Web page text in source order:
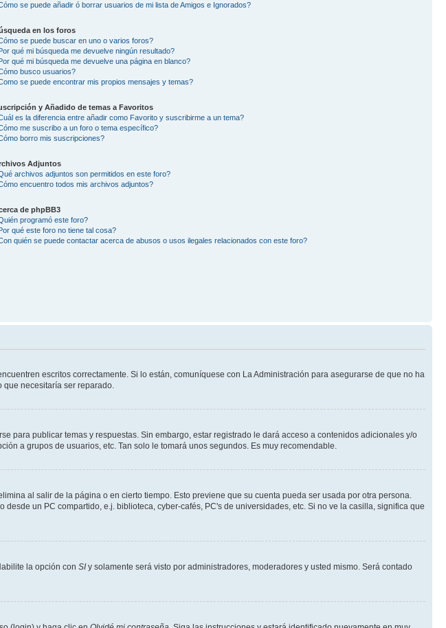
se puede añadir ó borrar usuarios de mi lista de Amigos e Ignorados?
en los foros
se puede buscar en uno o varios foros?
qué mi búsqueda me devuelve ningún resultado?
qué mi búsqueda me devuelve una página en blanco?
busco usuarios?
se puede encontrar mis propios mensajes y temas?
y Añadido de temas a Favoritos
es la diferencia entre añadir como Favorito y suscribirme a un tema?
me suscribo a un foro o tema específico?
borro mis suscripciones?
Adjuntos
archivos adjuntos son permitidos en este foro?
encuentro todos mis archivos adjuntos?
de phpBB3
programó este foro?
qué este foro no tiene tal cosa?
quién se puede contactar acerca de abusos o usos ilegales relacionados con este foro?
escritos correctamente. Si lo están, comuníquese con La Administración para asegurarse de que no ha
que necesitaría ser reparado.
para publicar temas y respuestas. Sin embargo, estar registrado le dará acceso a contenidos adicionales y/o
a grupos de usuarios, etc. Tan solo le tomará unos segundos. Es muy recomendable.
al salir de la página o en cierto tiempo. Esto previene que su cuenta pueda ser usada por otra persona.
un PC compartido, e.j. biblioteca, cyber-cafés, PC's de universidades, etc. Si no ve la casilla, significa que
la opción con SI y solamente será visto por administradores, moderadores y usted mismo. Será contado